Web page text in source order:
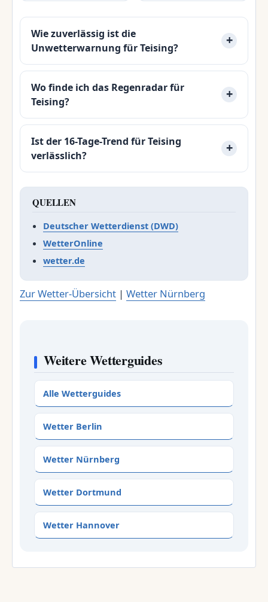
Wie zuverlässig ist die
Unwetterwarnung für Teising?
Wo finde ich das Regenradar für
Teising?
Ist der 16-Tage-Trend für Teising
verlässlich?
QUELLEN
Deutscher Wetterdienst (DWD)
WetterOnline
wetter.de
Zur Wetter-Übersicht | Wetter Nürnberg
Weitere Wetterguides
Alle Wetterguides
Wetter Berlin
Wetter Nürnberg
Wetter Dortmund
Wetter Hannover